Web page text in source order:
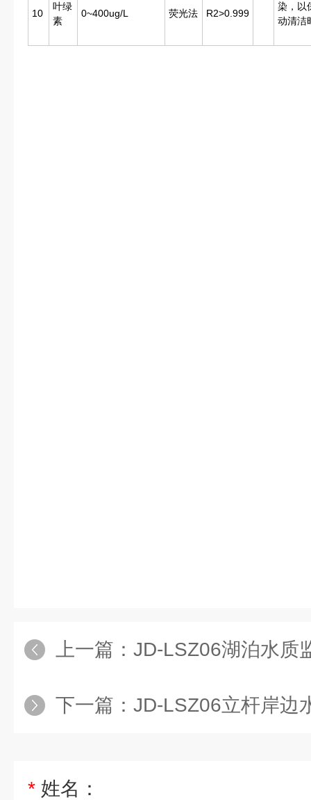
10
叶绿
素
0~400ug/L 荧光法 R2>0.999
染，以
动清洁
上一篇： JD-LSZ06湖泊水质
下一篇： JD-LSZ06立杆岸边
* 姓名：